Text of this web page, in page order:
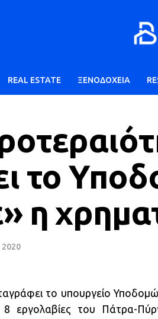
REAL ESTATE ΞΕΝΟΔΟΧΕΙΑ
το
η
2020
το υπουργείο
εργολαβίες του Πάτρα-